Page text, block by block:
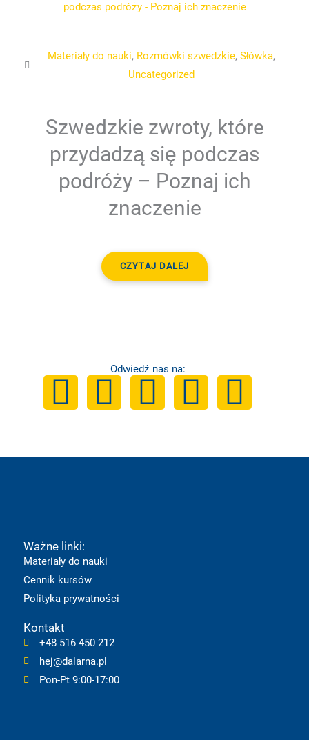
Materiały do nauki, Rozmówki szwedzkie, Słówka,
Uncategorized
Szwedzkie zwroty, które
przydadzą się podczas
podróży – Poznaj ich
znaczenie
CZYTAJ DALEJ
Odwiedź nas na:
F
c
o
o
k
Y
u
b
e
I
s
T
k
L
n
Ważne linki:
Materiały do nauki
Cennik kursów
Polityka prywatności
Kontakt
+48 516 450 212
hej@dalarna.pl
Pon-Pt 9:00-17:00